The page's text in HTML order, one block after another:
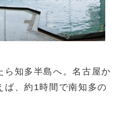
ら知多半島へ。名古屋か
ば、約1時間で南知多の